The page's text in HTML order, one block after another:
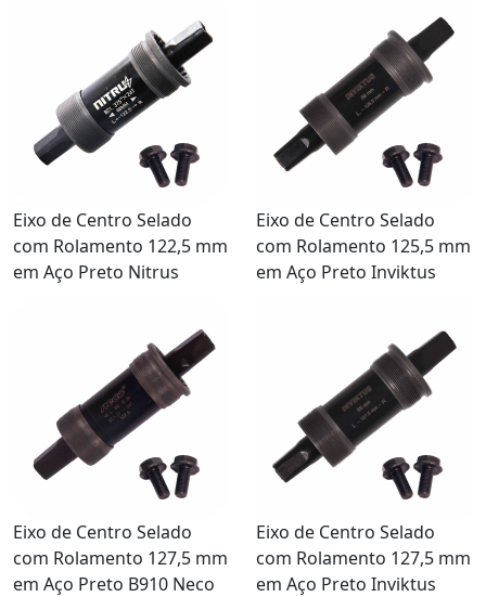
Eixo de Centro Selado
com Rolamento 122,5 mm
em Aço Preto Nitrus
Eixo de Centro Selado
com Rolamento 125,5 mm
em Aço Preto Inviktus
Eixo de Centro Selado
com Rolamento 127,5 mm
em Aço Preto B910 Neco
Eixo de Centro Selado
com Rolamento 127,5 mm
em Aço Preto Inviktus